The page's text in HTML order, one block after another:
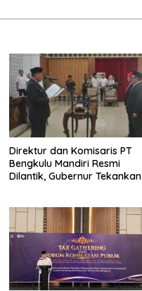
Direktur dan Komisaris PT
Bengkulu Mandiri Resmi
Dilantik, Gubernur Tekankan